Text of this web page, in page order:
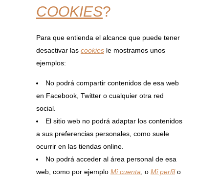
COOKIES?
Para que entienda el alcance que puede tener
desactivar las cookies le mostramos unos
ejemplos:
No podrá compartir contenidos de esa web
en Facebook, Twitter o cualquier otra red
social.
El sitio web no podrá adaptar los contenidos
a sus preferencias personales, como suele
ocurrir en las tiendas online.
No podrá acceder al área personal de esa
web, como por ejemplo Mi cuenta , o Mi perfilo